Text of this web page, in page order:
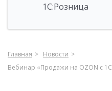
1С:Розница
Главная
Новости
Вебинар «Продажи на OZON с